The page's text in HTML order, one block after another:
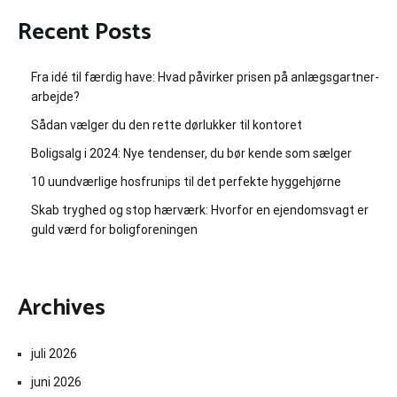
Recent Posts
Fra idé til færdig have: Hvad påvirker prisen på anlægsgartner-
arbejde?
Sådan vælger du den rette dørlukker til kontoret
Boligsalg i 2024: Nye tendenser, du bør kende som sælger
10 uundværlige hosfrunips til det perfekte hyggehjørne
Skab tryghed og stop hærværk: Hvorfor en ejendomsvagt er
guld værd for boligforeningen
Archives
juli 2026
juni 2026